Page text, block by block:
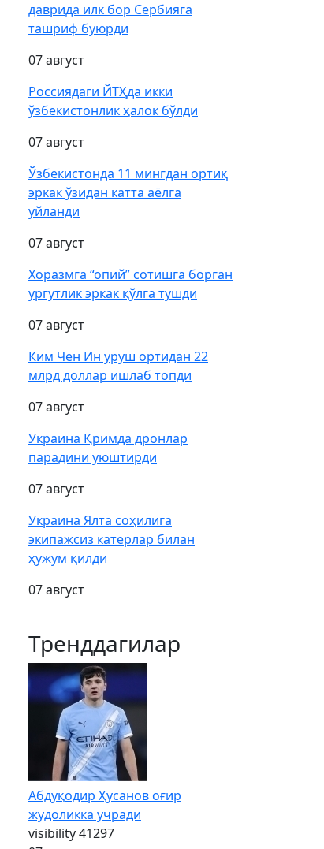
даврида илк бор Сербияга
ташриф буюрди
07 август
Россиядаги ЙТҲда икки
ўзбекистонлик ҳалок бўлди
07 август
Ўзбекистонда 11 мингдан ортиқ
эркак ўзидан катта аёлга
уйланди
07 август
Хоразмга “опий” сотишга борган
ургутлик эркак қўлга тушди
07 август
Ким Чен Ин уруш ортидан 22
млрд доллар ишлаб топди
07 август
Украина Қримда дронлар
парадини уюштирди
07 август
Украина Ялта соҳилига
экипажсиз катерлар билан
ҳужум қилди
07 август
Тренддагилар
Абдуқодир Ҳусанов оғир
жудоликка учради
visibility41297